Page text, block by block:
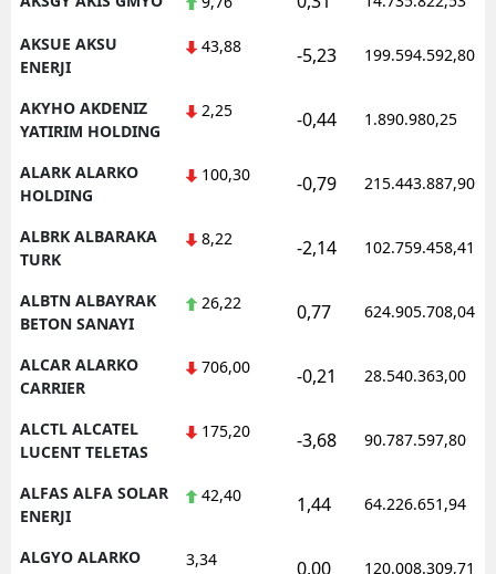
AKSUE AKSU
ENERJI
43,88 -5,23 199.594.592,80
AKYHO AKDENIZ
YATIRIM HOLDING
2,25 -0,44 1.890.980,25
ALARK ALARKO
HOLDING
100,30 -0,79 215.443.887,90
ALBRK ALBARAKA
TURK
8,22 -2,14 102.759.458,41
ALBTN ALBAYRAK
BETON SANAYI
26,22 0,77 624.905.708,04
ALCAR ALARKO
CARRIER
706,00 -0,21 28.540.363,00
ALCTL ALCATEL
LUCENT TELETAS
175,20 -3,68 90.787.597,80
ALFAS ALFA SOLAR
ENERJI
42,40 1,44 64.226.651,94
ALGYO ALARKO
3,34 0,00 120.008.309,71